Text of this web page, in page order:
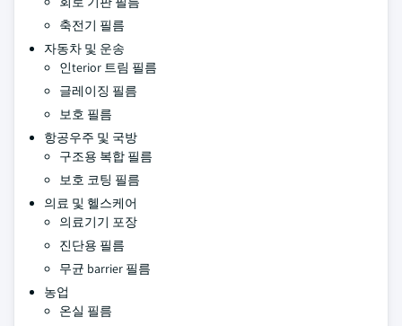
축전기 필름
자동차 및 운송
인terior 트림 필름
글레이징 필름
보호 필름
항공우주 및 국방
구조용 복합 필름
보호 코팅 필름
의료 및 헬스케어
의료기기 포장
진단용 필름
무균 barrier 필름
농업
온실 필름